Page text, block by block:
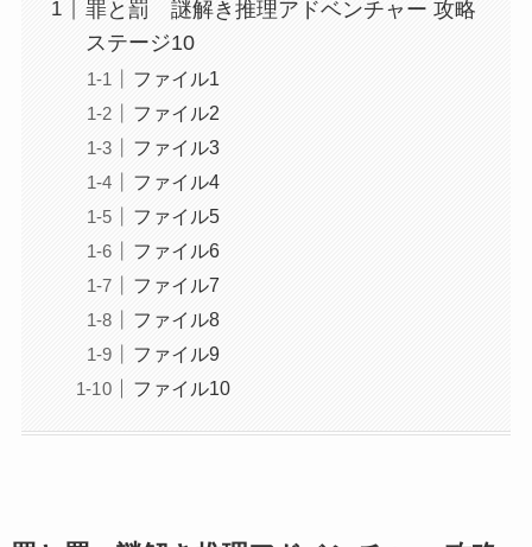
罪と罰 謎解き推理アドベンチャー 攻略
ステージ10
ファイル1
ファイル2
ファイル3
ファイル4
ファイル5
ファイル6
ファイル7
ファイル8
ファイル9
ファイル10